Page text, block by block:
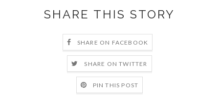
SHARE THIS STORY
SHARE ON FACEBOOK
SHARE ON TWITTER
PIN THIS POST